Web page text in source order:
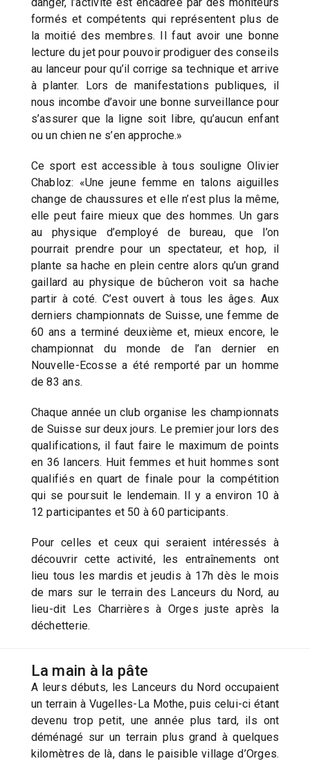
formés et compétents qui représentent plus de
la moitié des membres. Il faut avoir une bonne
lecture du jet pour pouvoir prodiguer des conseils
au lanceur pour qu’il corrige sa technique et arrive
à planter. Lors de manifestations publiques, il
nous incombe d’avoir une bonne surveillance pour
s’assurer que la ligne soit libre, qu’aucun enfant
ou un chien ne s’en approche.»
Ce sport est accessible à tous souligne Olivier
Chabloz: «Une jeune femme en talons aiguilles
change de chaussures et elle n’est plus la même,
elle peut faire mieux que des hommes. Un gars
au physique d’employé de bureau, que l’on
pourrait prendre pour un spectateur, et hop, il
plante sa hache en plein centre alors qu’un grand
gaillard au physique de bûcheron voit sa hache
partir à coté. C’est ouvert à tous les âges. Aux
derniers championnats de Suisse, une femme de
60 ans a terminé deuxième et, mieux encore, le
championnat du monde de l’an dernier en
Nouvelle-Ecosse a été remporté par un homme
de 83 ans.
Chaque année un club organise les championnats
de Suisse sur deux jours. Le premier jour lors des
qualifications, il faut faire le maximum de points
en 36 lancers. Huit femmes et huit hommes sont
qualifiés en quart de finale pour la compétition
qui se poursuit le lendemain. Il y a environ 10 à
12 participantes et 50 à 60 participants.
Pour celles et ceux qui seraient intéressés à
découvrir cette activité, les entraînements ont
lieu tous les mardis et jeudis à 17h dès le mois
de mars sur le terrain des Lanceurs du Nord, au
lieu-dit Les Charrières à Orges juste après la
déchetterie.
La main à la pâte
A leurs débuts, les Lanceurs du Nord occupaient
un terrain à Vugelles-La Mothe, puis celui-ci étant
devenu trop petit, une année plus tard, ils ont
déménagé sur un terrain plus grand à quelques
kilomètres de là, dans le paisible village d’Orges.